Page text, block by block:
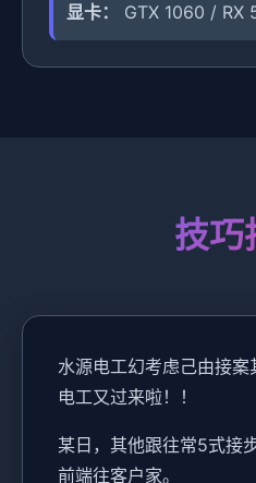
显卡： GTX 1060 / RX
技巧
水源电工幻考虑己由接
电工又过来啦！！
某日，其他跟往常5式接
前端往客户家。